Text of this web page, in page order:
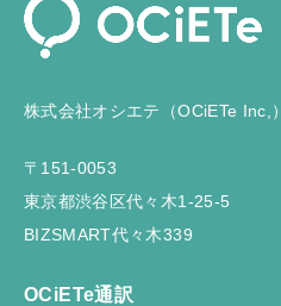
株式会社オシエテ（OCiETe Inc,）
〒151-0053
東京都渋谷区代々木1-25-5
BIZSMART代々木339
OCiETe通訳